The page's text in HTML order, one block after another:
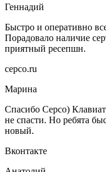
Геннадий
Быстро и оперативно
Порадовало наличие
приятный ресепшн.
серсо.ru
Марина
Спасибо Серсо)
не спасти. Но ребята
новый.
Вконтакте